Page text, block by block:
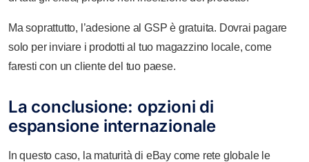
Ma soprattutto, l’adesione al GSP è gratuita. Dovrai pagare
solo per inviare i prodotti al tuo magazzino locale, come
faresti con un cliente del tuo paese.
La conclusione: opzioni di
espansione internazionale
In questo caso, la maturità di eBay come rete globale le